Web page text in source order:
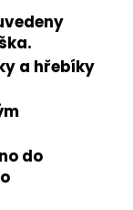
a hřebíky
do